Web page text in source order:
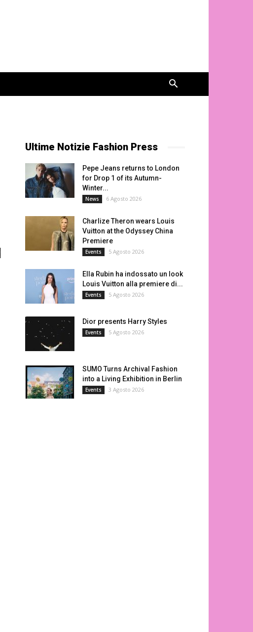
Ultime Notizie Fashion Press
Pepe Jeans returns to London
for Drop 1 of its Autumn-
Winter...
News 6 Agosto 2026
Charlize Theron wears Louis
Vuitton at the Odyssey China
Premiere
Events 5 Agosto 2026
Ella Rubin ha indossato un look
Louis Vuitton alla premiere di...
Events 5 Agosto 2026
Dior presents Harry Styles
Events 5 Agosto 2026
SUMO Turns Archival Fashion
into a Living Exhibition in Berlin
Events 3 Agosto 2026